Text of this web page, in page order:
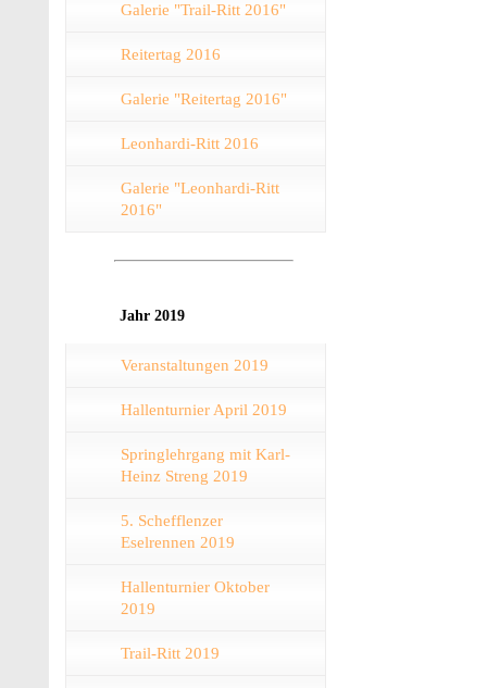
Galerie "Trail-Ritt 2016"
Reitertag 2016
Galerie "Reitertag 2016"
Leonhardi-Ritt 2016
Galerie "Leonhardi-Ritt
2016"
Jahr 2019
Veranstaltungen 2019
Hallenturnier April 2019
Springlehrgang mit Karl-
Heinz Streng 2019
5. Schefflenzer
Eselrennen 2019
Hallenturnier Oktober
2019
Trail-Ritt 2019